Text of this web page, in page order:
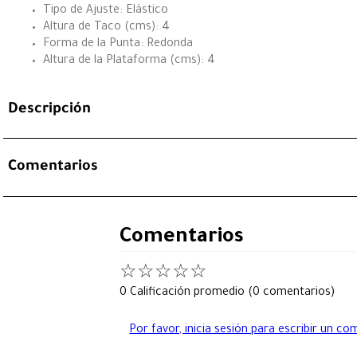
Tipo de Ajuste: Elástico
Altura de Taco (cms): 4
Forma de la Punta: Redonda
Altura de la Plataforma (cms): 4
Descripción
Comentarios
Comentarios
☆☆☆☆☆
0 Calificación promedio (0 comentarios)
Por favor, inicia sesión para escribir un